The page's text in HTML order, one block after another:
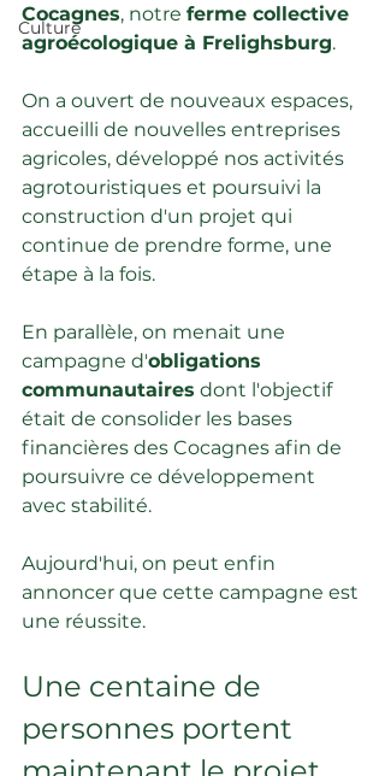
Culture
Cocagnes, notre ferme collective
agroécologique à Frelighsburg.
On a ouvert de nouveaux espaces,
accueilli de nouvelles entreprises
agricoles, développé nos activités
agrotouristiques et poursuivi la
construction d'un projet qui
continue de prendre forme, une
étape à la fois.
En parallèle, on menait une
campagne d'obligations
communautaires dont l'objectif
était de consolider les bases
financières des Cocagnes afin de
poursuivre ce développement
avec stabilité.
Aujourd'hui, on peut enfin
annoncer que cette campagne est
une réussite.
Une centaine de
personnes portent